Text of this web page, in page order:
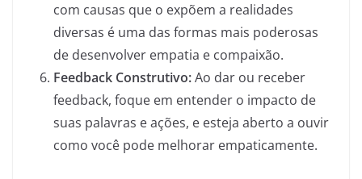
com causas que o expõem a realidades
diversas é uma das formas mais poderosas
de desenvolver empatia e compaixão.
Feedback Construtivo:Ao dar ou receber
feedback, foque em entender o impacto de
suas palavras e ações, e esteja aberto a ouvir
como você pode melhorar empaticamente.